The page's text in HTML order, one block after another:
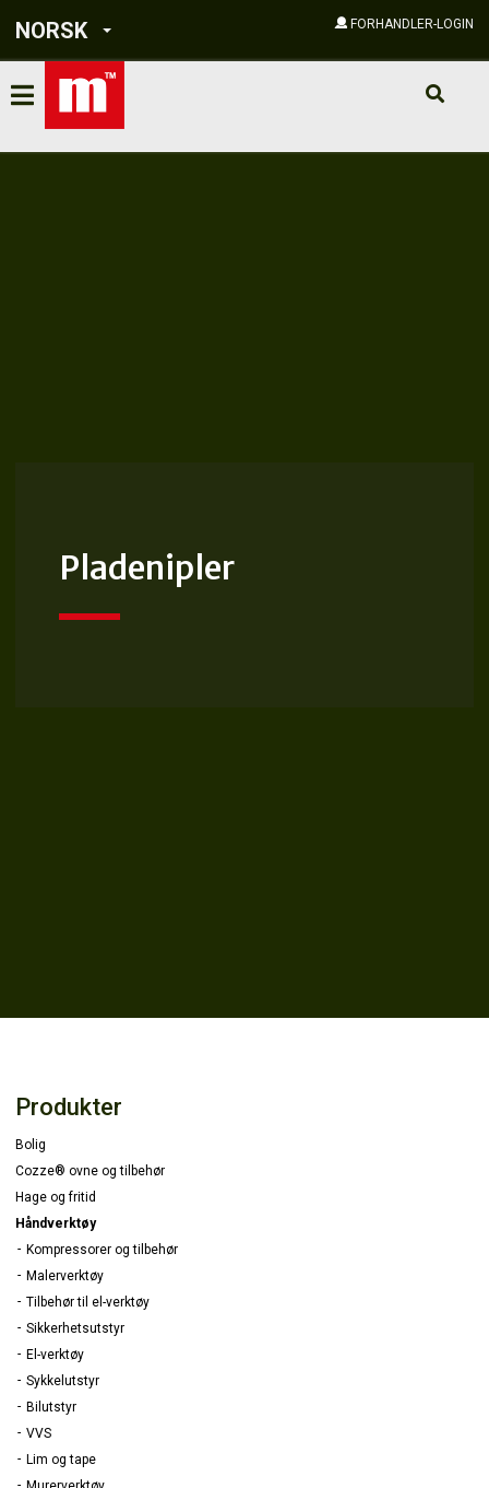
NORSK FORHANDLER-LOGIN
Pladenipler
Produkter
Bolig
Cozze® ovne og tilbehør
Hage og fritid
Håndverktøy
Kompressorer og tilbehør
Malerverktøy
Tilbehør til el-verktøy
Sikkerhetsutstyr
El-verktøy
Sykkelutstyr
Bilutstyr
VVS
Lim og tape